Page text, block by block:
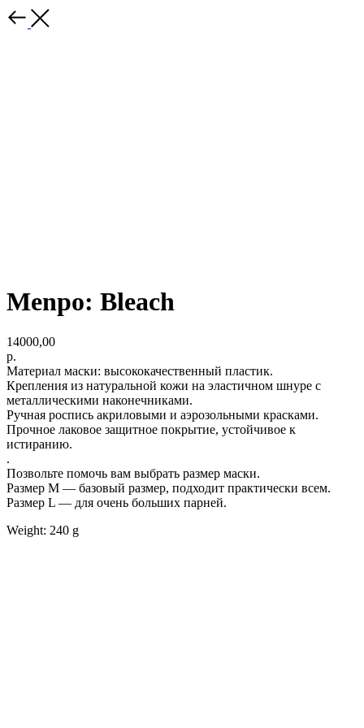
Menpo: Bleach
14000,00
р.
Материал маски: высококачественный пластик.
Крепления из натуральной кожи на эластичном шнуре с
металлическими наконечниками.
Ручная роспись акриловыми и аэрозольными красками.
Прочное лаковое защитное покрытие, устойчивое к
истиранию.
.
Позвольте помочь вам выбрать размер маски.
Размер М — базовый размер, подходит практически всем.
Размер L — для очень больших парней.
Weight: 240 g